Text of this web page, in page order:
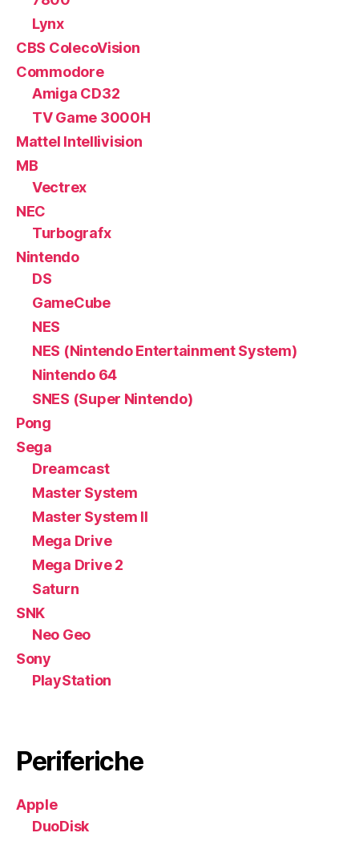
Lynx
CBS ColecoVision
Commodore
Amiga CD32
TV Game 3000H
Mattel Intellivision
MB
Vectrex
NEC
Turbografx
Nintendo
DS
GameCube
NES
NES (Nintendo Entertainment System)
Nintendo 64
SNES (Super Nintendo)
Pong
Sega
Dreamcast
Master System
Master System II
Mega Drive
Mega Drive 2
Saturn
SNK
Neo Geo
Sony
PlayStation
Periferiche
Apple
DuoDisk